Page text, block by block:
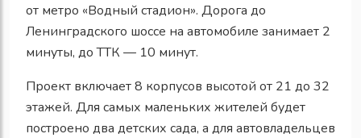
от метро «Водный стадион». Дорога до
Ленинградского шоссе на автомобиле занимает 2
минуты, до ТТК — 10 минут.
Проект включает 8 корпусов высотой от 21 до 32
этажей. Для самых маленьких жителей будет
построено два детских сада, а для автовладельцев